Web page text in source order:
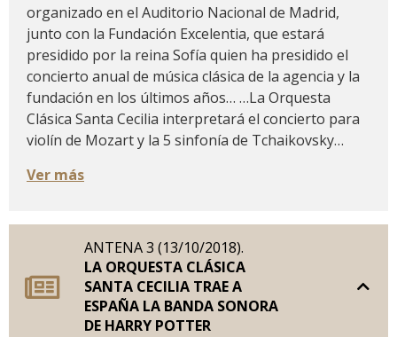
organizado en el Auditorio Nacional de Madrid,
junto con la Fundación Excelentia, que estará
presidido por la reina Sofía quien ha presidido el
concierto anual de música clásica de la agencia y la
fundación en los últimos años… …La Orquesta
Clásica Santa Cecilia interpretará el concierto para
violín de Mozart y la 5 sinfonía de Tchaikovsky…
Ver más
ANTENA 3 (13/10/2018).
LA ORQUESTA CLÁSICA
SANTA CECILIA TRAE A
ESPAÑA LA BANDA SONORA
DE HARRY POTTER